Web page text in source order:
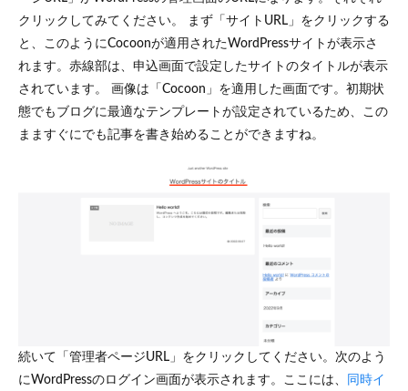
クリックしてみてください。 まず「サイトURL」をクリックする
と、このようにCocoonが適用されたWordPressサイトが表示さ
れます。赤線部は、申込画面で設定したサイトのタイトルが表示
されています。 画像は「Cocoon」を適用した画面です。初期状
態でもブログに最適なテンプレートが設定されているため、この
まますぐにでも記事を書き始めることができますね。
続いて「管理者ページURL」をクリックしてください。次のよう
にWordPressのログイン画面が表示されます。ここには、
同時イ